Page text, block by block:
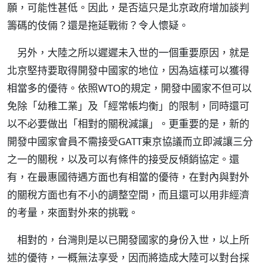
願，可能性甚低。因此，是否這只是北京政府增加談判
籌碼的伎倆？還是拖延戰術？令人懷疑。
另外，大陸之所以遲遲未入世的一個重要原因，就是
北京堅持要取得開發中國家的地位，因為這樣可以獲得
相當多的優待。依照WTO的規定，開發中國家不但可以
免除「幼稚工業」及「經常帳均衡」的限制，同時還可
以不必要做出「相對的關稅減讓」。更重要的是，新的
開發中國家會員不需接受GATT東京協議而立即減讓三分
之一的關稅，以及可以有條件的接受反傾銷協定。還
有，在最惠國待遇方面也有相當的優待，在對內與對外
的關稅方面也有不小的調整空間，而且還可以用非經濟
的考量，來面對外來的挑戰。
相對的，台灣則是以已開發國家的身份入世，以上所
述的優待，一概無法享受，因而將造成大陸可以對台採